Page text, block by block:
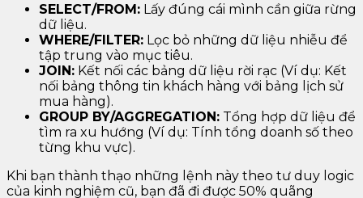
SELECT/FROM: Lấy đúng cái mình cần giữa rừng
dữ liệu.
WHERE/FILTER: Lọc bỏ những dữ liệu nhiễu để
tập trung vào mục tiêu.
JOIN: Kết nối các bảng dữ liệu rời rạc (Ví dụ: Kết
nối bảng thông tin khách hàng với bảng lịch sử
mua hàng).
GROUP BY/AGGREGATION: Tổng hợp dữ liệu để
tìm ra xu hướng (Ví dụ: Tính tổng doanh số theo
từng khu vực).
Khi bạn thành thạo những lệnh này theo tư duy logic
của kinh nghiệm cũ, bạn đã đi được 50% quãng